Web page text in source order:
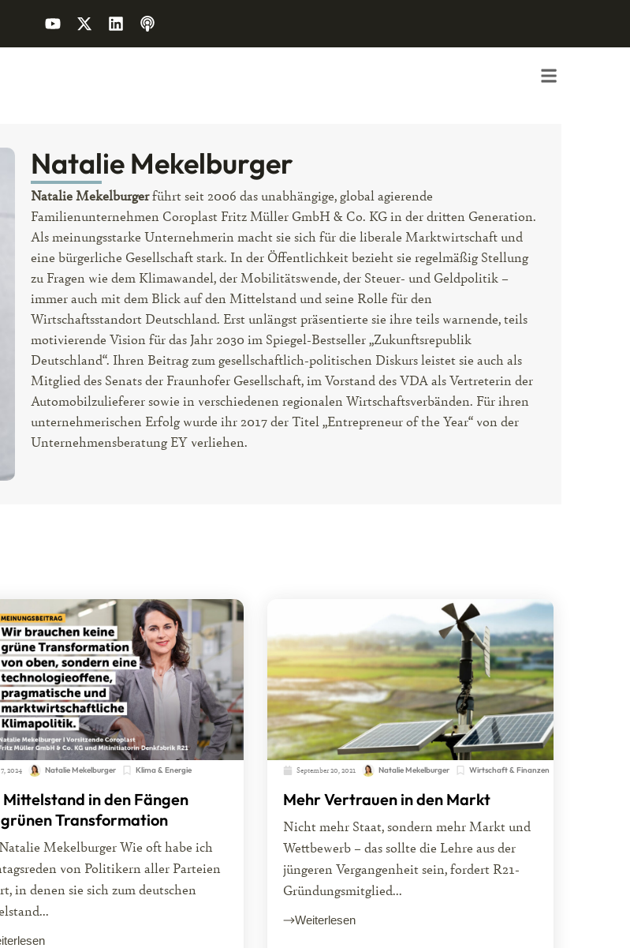
Natalie Mekelburger
Natalie Mekelburgerführt seit 2006 das unabhängige, global agierende
Familienunternehmen Coroplast Fritz Müller GmbH & Co. KG in der dritten Generation.
Als meinungsstarke Unternehmerin macht sie sich für die liberale Marktwirtschaft und
eine bürgerliche Gesellschaft stark. In der Öffentlichkeit bezieht sie regelmäßig Stellung
zu Fragen wie dem Klimawandel, der Mobilitätswende, der Steuer- und Geldpolitik –
immer auch mit dem Blick auf den Mittelstand und seine Rolle für den
Wirtschaftsstandort Deutschland. Erst unlängst präsentierte sie ihre teils warnende, teils
motivierende Vision für das Jahr 2030 im Spiegel-Bestseller „Zukunftsrepublik
Deutschland“. Ihren Beitrag zum gesellschaftlich-politischen Diskurs leistet sie auch als
Mitglied des Senats der Fraunhofer Gesellschaft, im Vorstand des VDA als Vertreterin der
Automobilzulieferer sowie in verschiedenen regionalen Wirtschaftsverbänden. Für ihren
unternehmerischen Erfolg wurde ihr 2017 der Titel „Entrepreneur of the Year“ von der
Unternehmensberatung EY verliehen.
2024 Natalie Mekelburger Klima & Energie
in den Fängen
Transformation
Mekelburger Wie oft habe ich
von Politikern aller Parteien
in denen sie sich zum deutschen
September 20, 2021 Natalie Mekelburger Wirtschaft & Finanzen
Mehr Vertrauen in den Markt
Nicht mehr Staat, sondern mehr Markt und
Wettbewerb – das sollte die Lehre aus der
jüngeren Vergangenheit sein, fordert R21-
Gründungsmitglied...
Weiterlesen